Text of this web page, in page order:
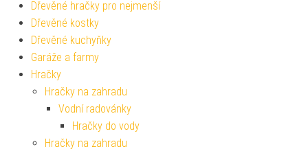
Dřevěné hračky pro nejmenší
Dřevěné kostky
Dřevěné kuchyňky
Garáže a farmy
Hračky
Hračky na zahradu
Vodní radovánky
Hračky do vody
Hračky na zahradu